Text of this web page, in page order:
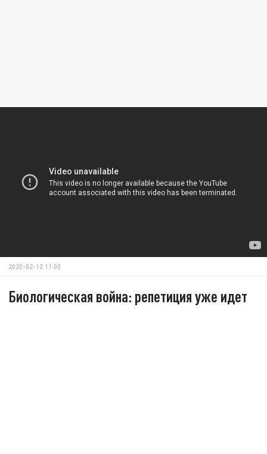
2020-02-12 11:00
Биологическая война: репетиция уже идет